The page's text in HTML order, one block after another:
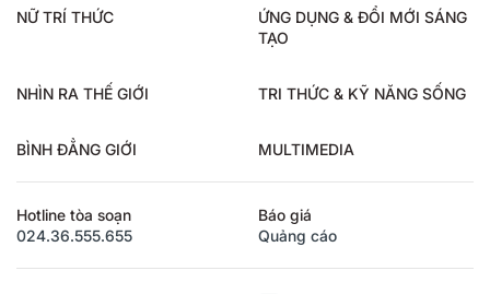
NỮ TRÍ THỨC
ỨNG DỤNG & ĐỔI MỚI SÁNG
TẠO
NHÌN RA THẾ GIỚI TRI THỨC & KỸ NĂNG SỐNG
BÌNH ĐẲNG GIỚI MULTIMEDIA
Hotline tòa soạn
024.36.555.655
Báo giá
Quảng cáo